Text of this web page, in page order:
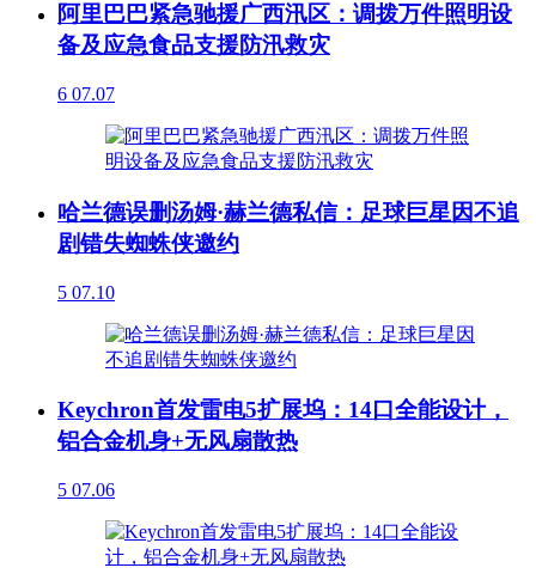
阿里巴巴紧急驰援广西汛区：调拨万件照明设
备及应急食品支援防汛救灾
6 07.07
哈兰德误删汤姆·赫兰德私信：足球巨星因不追
剧错失蜘蛛侠邀约
5 07.10
Keychron首发雷电5扩展坞：14口全能设计，
铝合金机身+无风扇散热
5 07.06